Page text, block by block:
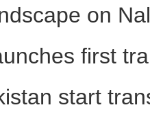
on
first
start